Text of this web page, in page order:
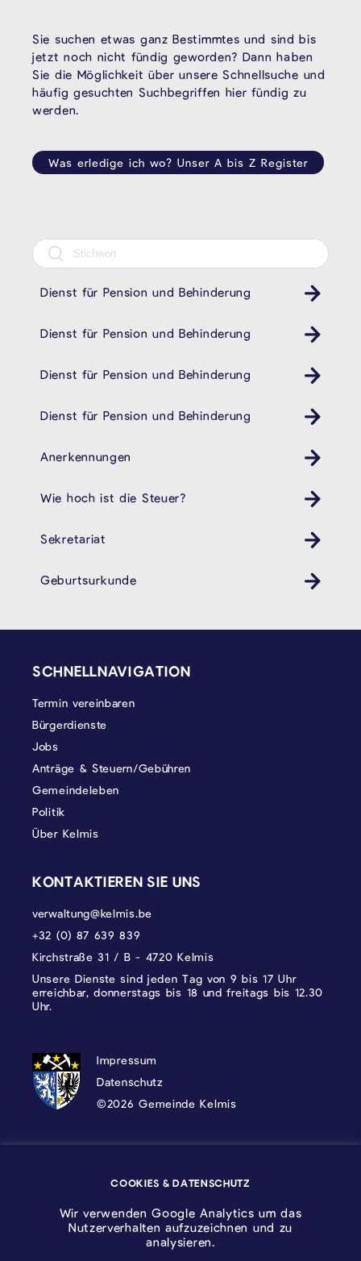
Sie suchen etwas ganz Bestimmtes und sind bis
jetzt noch nicht fündig geworden? Dann haben
Sie die Möglichkeit über unsere Schnellsuche und
häufig gesuchten Suchbegriffen hier fündig zu
werden.
Was erledige ich wo? Unser A bis Z Register
Dienst für Pension und Behinderung
Behindertendienst Pension- und Behindertendienst
Dienst für Pension und Behinderung
Behindertendienst Pension- und Behindertendienst
Dienst für Pension und Behinderung
Behindertendienst Pension- und Behindertendienst
Dienst für Pension und Behinderung
Behindertendienst Pension- und Behindertendienst
Anerkennungen
Wie hoch ist die Steuer?
Sekretariat
Geburtsurkunde
SCHNELLNAVIGATION
Termin vereinbaren
Bürgerdienste
Jobs
Anträge & Steuern/Gebühren
Gemeindeleben
Politik
Über Kelmis
KONTAKTIEREN SIE UNS
verwaltung@kelmis.be
+32 (0) 87 639 839
Kirchstraße 31 / B - 4720 Kelmis
Unsere Dienste sind jeden Tag von 9 bis 17 Uhr
erreichbar, donnerstags bis 18 und freitags bis 12.30
Uhr.
DATENSCHUTZ, IMPRESSUM UND
Impressum
Datenschutz
©2026 Gemeinde Kelmis
COOKIES & DATENSCHUTZ
Wir verwenden Google Analytics um das
Nutzerverhalten aufzuzeichnen und zu
analysieren.